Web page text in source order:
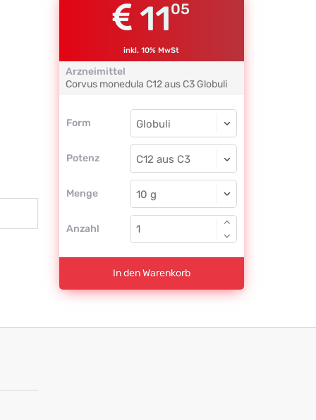
1105
inkl. 10% MwSt
Arzneimittel
Corvus monedula C12 aus C3 Globuli
Form
Form
Potenz
Globuli
C12 aus C3
Menge
Globuli
Anzahl
In den Warenkorb